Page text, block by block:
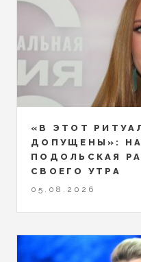
«В ЭТОТ
ДОПУЩЕНЫ»:
ПОДОЛЬСКАЯ
СВОЕГО УТРА
05.08.2026